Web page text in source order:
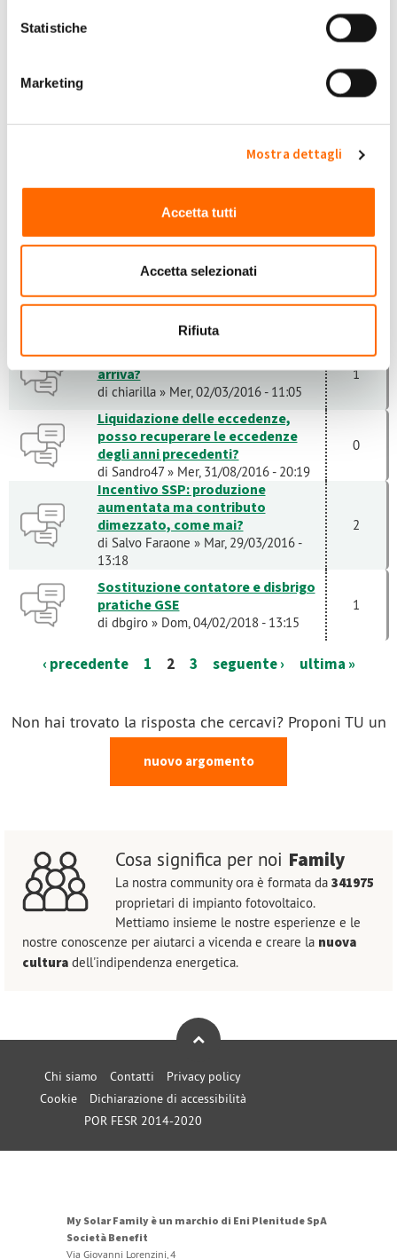
Statistiche
Marketing
Mostra dettagli
Accetta tutti
Accetta selezionati
Rifiuta
0
Come impostare la liquidazione
delle eccedenze?
digvescio» Dom, 21/02/2016 - 15:07
dichiarazione dei redditi?
0
conguaglio ssp 2015. Quando
arriva?
di chiarilla» Mer, 02/03/2016 - 11:05
1
Liquidazione delle eccedenze,
posso recuperare le eccedenze
degli anni precedenti?
di Sandro47» Mer, 31/08/2016 - 20:19
0
Incentivo SSP: produzione
aumentata ma contributo
dimezzato, come mai?
di Salvo Faraone » Mar, 29/03/2016 -
13:18
2
Sostituzione contatore e disbrigo
pratiche GSE
di dbgiro» Dom, 04/02/2018 - 13:15
1
‹ precedente 1 2 3 seguente › ultima »
Non hai trovato la risposta che cercavi? Proponi TU un
nuovo argomento
Cosa significa per noi Family
La nostra community ora è formata da 341975
proprietari di impianto fotovoltaico.
Mettiamo insieme le nostre esperienze e le
nostre conoscenze per aiutarci a vicenda e creare la nuova
cultura dell'indipendenza energetica.
Chi siamo Contatti
Privacy policy
Cookie
Dichiarazione di accessibilità
POR FESR 2014-2020
My Solar Family è un marchio di Eni Plenitude SpA
Società Benefit
Via Giovanni Lorenzini, 4